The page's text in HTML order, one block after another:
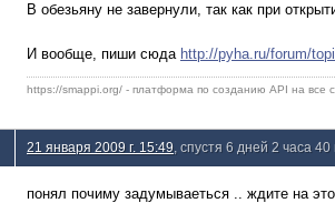
В обезьяну не завернули, так как при
И вообще, пиши сюда http://pyha.ru/forum/
https://smappi.org/ - платформа по созданию API на все
21 января 2009 г. 15:49 , спустя 6 дней 2 часа
понял почиму задумываеться .. ждите на